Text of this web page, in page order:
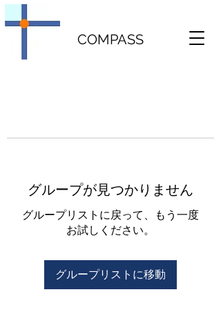
COMPASS
グループが見つかりません
グループリストに戻って、もう一度
お試しください。
グループリストに移動